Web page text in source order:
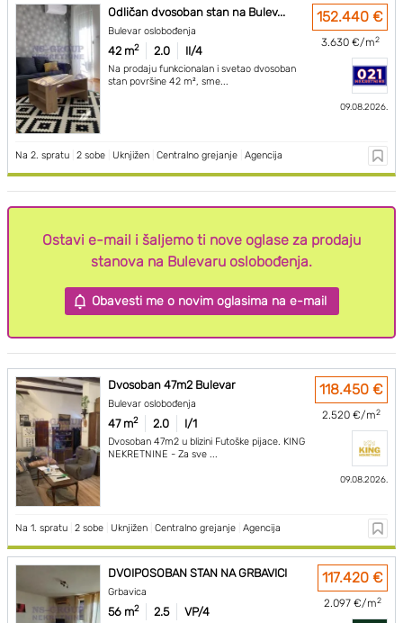
Odličan dvosoban stan na Bulev...
Bulevar oslobođenja
42 m2 2.0 II/4
Na prodaju funkcionalan i svetao dvosoban
stan površine 42 m², sme...
152.440 €
3.630 €/m2
09.08.2026.
Na 2. spratu 2 sobe Uknjižen Centralno grejanje Agencija
Ostavi e-mail i šaljemo ti nove oglase za prodaju
stanova na Bulevaru oslobođenja.
Obavesti me o novim oglasima na e-mail
Dvosoban 47m2 Bulevar
Bulevar oslobođenja
47 m2 2.0 I/1
Dvosoban 47m2 u blizini Futoške pijace. KING
NEKRETNINE - Za sve ...
118.450 €
2.520 €/m2
09.08.2026.
Na 1. spratu 2 sobe Uknjižen Centralno grejanje Agencija
DVOIPOSOBAN STAN NA GRBAVICI
Grbavica
56 m2 2.5 VP/4
117.420 €
2.097 €/m2